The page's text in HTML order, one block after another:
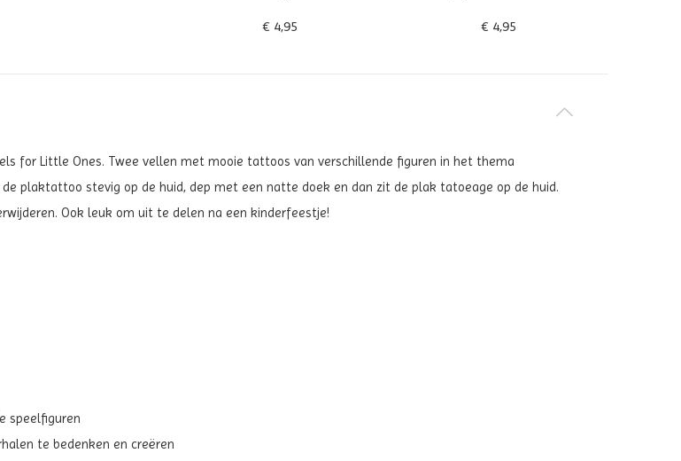
€ 4,95 € 4,95
for Little Ones. Twee vellen met mooie tattoos van verschillende figuren in het thema
plaktattoo stevig op de huid, dep met een natte doek en dan zit de plak tatoeage op de huid.
Ook leuk om uit te delen na een kinderfeestje!
speelfiguren
te bedenken en creëren